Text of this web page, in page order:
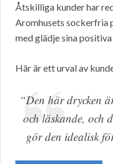
Åtskilliga kunder har
Aromhusets sockerfria
med glädje sina
Här är ett urval av
“Den här drycken
och läskande, och
gör den idealisk